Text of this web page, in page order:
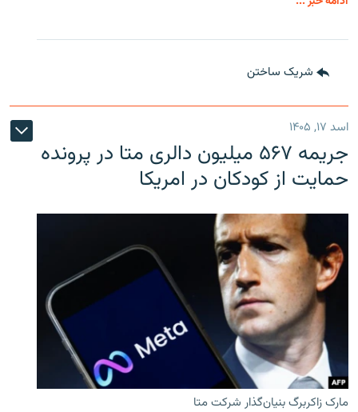
شریک ساختن
اسد ۱۷, ۱۴۰۵
جریمه ۵۶۷ میلیون دالری متا در پرونده
حمایت از کودکان در امریکا
مارک زاکربرگ بنیان‌گذار شرکت متا